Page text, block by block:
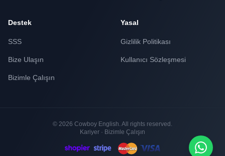
Destek
SSS
Bize Ulaşın
Bizimle Çalışın
Yasal
Gizlilik Politikası
Kullanıcı Sözleşmesi
© 2026 Cowboy English. All rights reserved.
Kariyer · Bizimle Çalışın